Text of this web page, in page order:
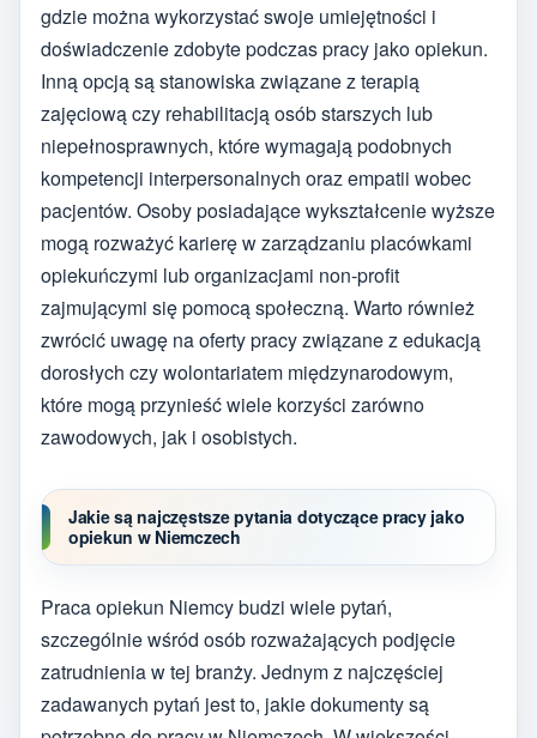
gdzie można wykorzystać swoje umiejętności i
doświadczenie zdobyte podczas pracy jako opiekun.
Inną opcją są stanowiska związane z terapią
zajęciową czy rehabilitacją osób starszych lub
niepełnosprawnych, które wymagają podobnych
kompetencji interpersonalnych oraz empatii wobec
pacjentów. Osoby posiadające wykształcenie wyższe
mogą rozważyć karierę w zarządzaniu placówkami
opiekuńczymi lub organizacjami non-profit
zajmującymi się pomocą społeczną. Warto również
zwrócić uwagę na oferty pracy związane z edukacją
dorosłych czy wolontariatem międzynarodowym,
które mogą przynieść wiele korzyści zarówno
zawodowych, jak i osobistych.
Jakie są najczęstsze pytania dotyczące pracy jako
opiekun w Niemczech
Praca opiekun Niemcy budzi wiele pytań,
szczególnie wśród osób rozważających podjęcie
zatrudnienia w tej branży. Jednym z najczęściej
zadawanych pytań jest to, jakie dokumenty są